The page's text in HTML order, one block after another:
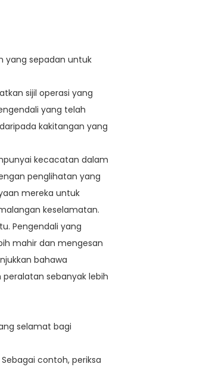
yang sepadan untuk
sijil operasi yang
yang telah
kakitangan yang
kecacatan dalam
penglihatan yang
mereka untuk
keselamatan.
Pengendali yang
mahir dan mengesan
bahawa
sebanyak lebih
selamat bagi
contoh, periksa